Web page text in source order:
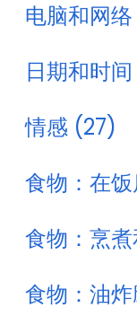
电脑和网
日期和时
情感 (27)
食物：在
食物：烹
食物：油